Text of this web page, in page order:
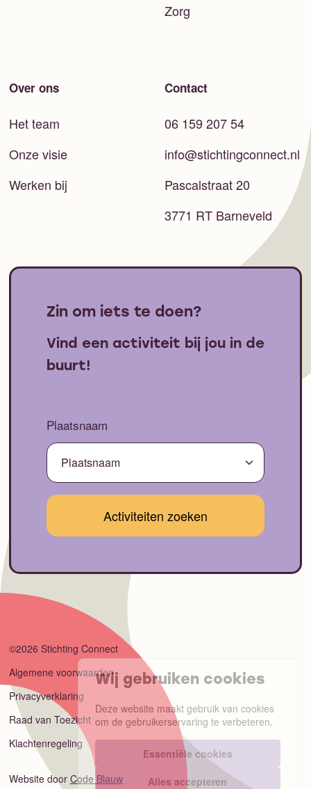
Zorg
Over ons
Het team
Onze visie
Werken bij
Contact
06 159 207 54
info@stichtingconnect.nl
Pascalstraat 20
3771 RT Barneveld
Zin om iets te doen?
Vind een activiteit bij jou in de
buurt!
Plaatsnaam
©2026 Stichting Connect
Algemene voorwaarden
Privacyverklaring
Raad van Toezicht
Klachtenregeling
Website door Code Blauw
Wij gebruiken cookies
Deze website maakt gebruik van cookies
om de gebruikerservaring te verbeteren.
Essentiële cookies
Alles accepteren